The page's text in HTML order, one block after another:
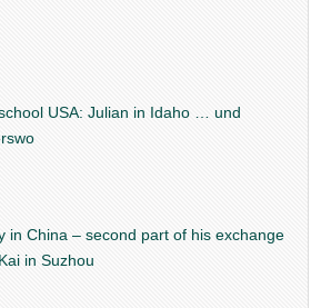
USA: Julian in Idaho … und
in China – second part of his exchange
in Suzhou